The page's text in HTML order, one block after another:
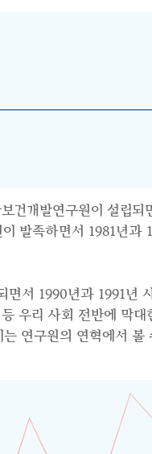
건개발연구원이 설립
발족하면서 1981년과
면서 1990년과 1991년
우리 사회 전반에 막
연구원의 연혁에서